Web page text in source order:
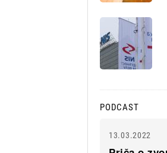
PODCAST
13.03.2022